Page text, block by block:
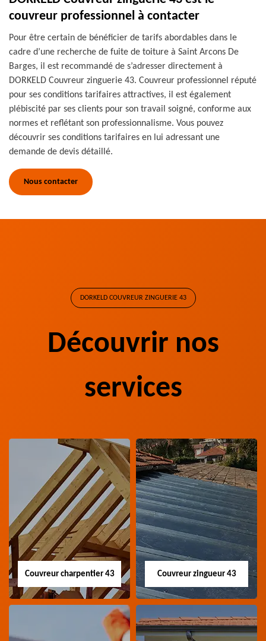
couvreur professionnel à contacter
Pour être certain de bénéficier de tarifs abordables dans le
cadre d’une recherche de fuite de toiture à Saint Arcons De
Barges, il est recommandé de s’adresser directement à
DORKELD Couvreur zinguerie 43. Couvreur professionnel réputé
pour ses conditions tarifaires attractives, il est également
plébiscité par ses clients pour son travail soigné, conforme aux
normes et reflétant son professionnalisme. Vous pouvez
découvrir ses conditions tarifaires en lui adressant une
demande de devis détaillé.
Nous contacter
DORKELD COUVREUR ZINGUERIE 43
Découvrir nos
services
Couvreur charpentier 43 Couvreur zingueur 43